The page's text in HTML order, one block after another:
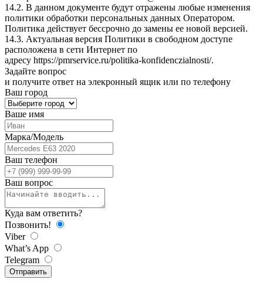
14.2. В данном документе будут отражены любые изменения
политики обработки персональных данных Оператором.
Политика действует бессрочно до замены ее новой версией.
14.3. Актуальная версия Политики в свободном доступе
расположена в сети Интернет по
адресу https://pmrservice.ru/politika-konfidenczialnosti/.
Задайте вопрос
и получите ответ на элекронный ящик или по телефону
Ваш город
Ваше имя
Марка/Модель
Ваш телефон
Ваш вопрос
Куда вам ответить?
Позвонить!
Viber
What’s App
Telegram
Отправить